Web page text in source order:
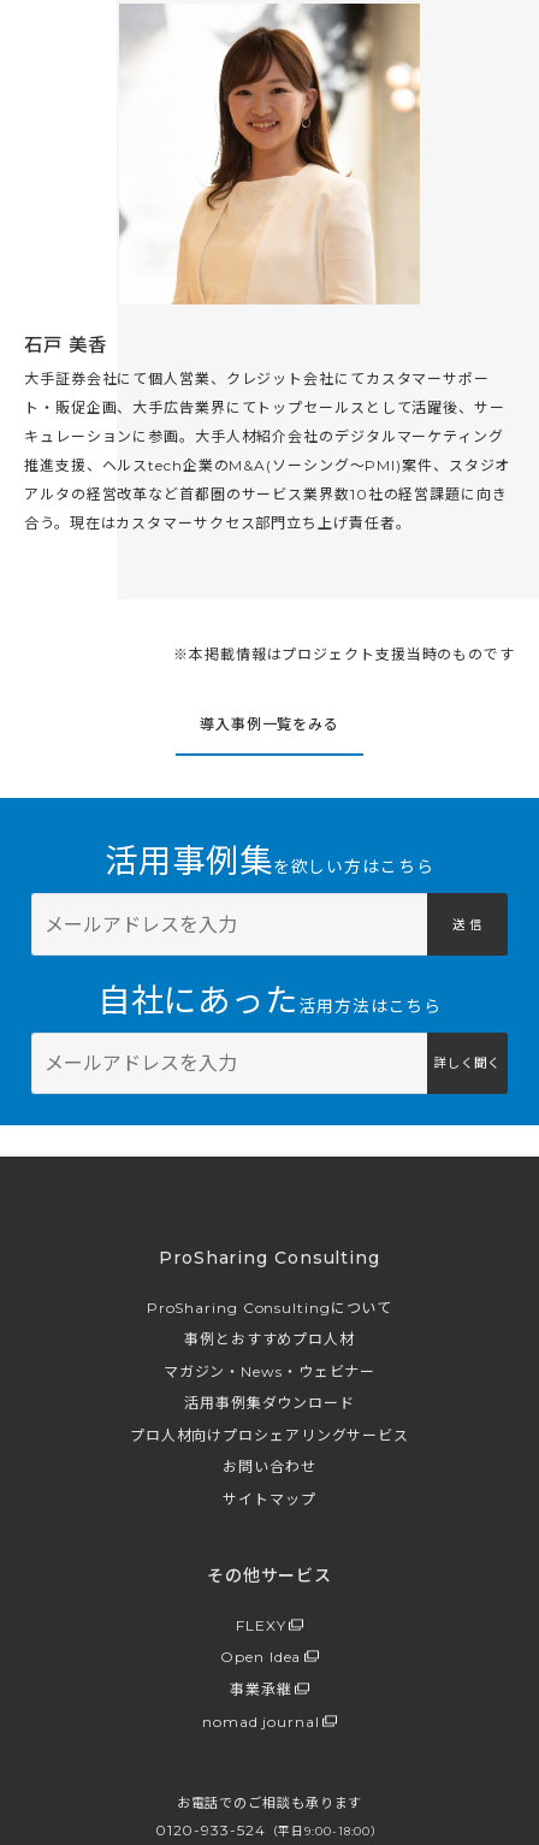
石戸 美香
大手証券会社にて個人営業、クレジット会社にてカスタマーサポー
ト・販促企画、大手広告業界にてトップセールスとして活躍後、サー
キュレーションに参画。大手人材紹介会社のデジタルマーケティング
推進支援、ヘルスtech企業のM&A(ソーシング〜PMI)案件、スタジオ
アルタの経営改革など首都圏のサービス業界数10社の経営課題に向き
合う。現在はカスタマーサクセス部門立ち上げ責任者。
※本掲載情報はプロジェクト支援当時のものです
導入事例一覧をみる
活用事例集を欲しい方はこちら
送 信
自社にあった 活用方法はこちら
詳しく聞く
ProSharing Consulting
ProSharing Consultingについて
事例とおすすめプロ人材
マガジン・News・ウェビナー
活用事例集ダウンロード
プロ人材向けプロシェアリングサービス
お問い合わせ
サイトマップ
その他サービス
FLEXY
Open Idea
事業承継
nomad journal
お電話でのご相談も承ります
0120-933-524 （平日9:00-18:00）